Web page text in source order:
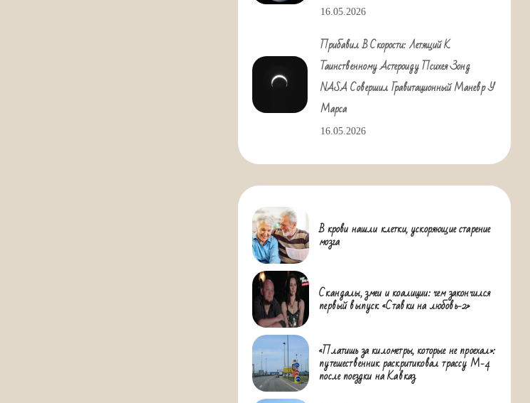
16.05.2026
Прибавил В Скорости: Летящий К
Таинственному Астероиду Психея Зонд
NASA Совершил Гравитационный Маневр У
Марса
16.05.2026
В крови нашли клетки, ускоряющие старение
мозга
Скандалы, змеи и коалиции: чем закончился
первый выпуск «Ставки на любовь-2»
«Платишь за километры, которые не проехал»:
путешественник раскритиковал трассу М-4
после поездки на Кавказ